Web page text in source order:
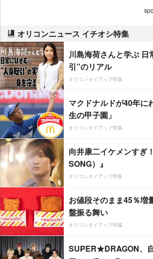
オリコンニュース イチオシ特集
川島海荷さんと学ぶ 日
引”のリアル
オリコンタイアップ特集
マクドナルドが40年に
生の甲子園」
オリコンタイアップ特集
向井康二イケメンすぎ
SONG）』
オリコンタイアップ特集
お値段そのまま45％増
盤振る舞い
オリコンタイアップ特集
SUPER★DRAGON、